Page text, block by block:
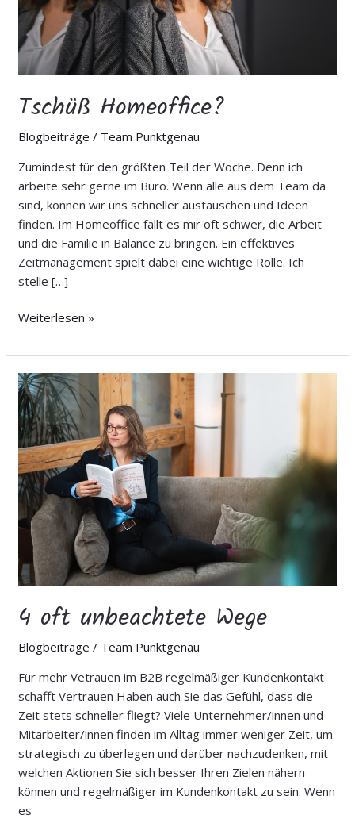
Tschüß Homeoffice?
Blogbeiträge / Team Punktgenau
Zumindest für den größten Teil der Woche. Denn ich
arbeite sehr gerne im Büro. Wenn alle aus dem Team da
sind, können wir uns schneller austauschen und Ideen
finden. Im Homeoffice fällt es mir oft schwer, die Arbeit
und die Familie in Balance zu bringen. Ein effektives
Zeitmanagement spielt dabei eine wichtige Rolle. Ich
stelle […]
Weiterlesen »
4 oft unbeachtete Wege
Blogbeiträge / Team Punktgenau
Für mehr Vetrauen im B2B regelmäßiger Kundenkontakt
schafft Vertrauen Haben auch Sie das Gefühl, dass die
Zeit stets schneller fliegt? Viele Unternehmer/innen und
Mitarbeiter/innen finden im Alltag immer weniger Zeit, um
strategisch zu überlegen und darüber nachzudenken, mit
welchen Aktionen Sie sich besser Ihren Zielen nähern
können und regelmäßiger im Kundenkontakt zu sein. Wenn
es
4
oft
unbeachtete
Wege